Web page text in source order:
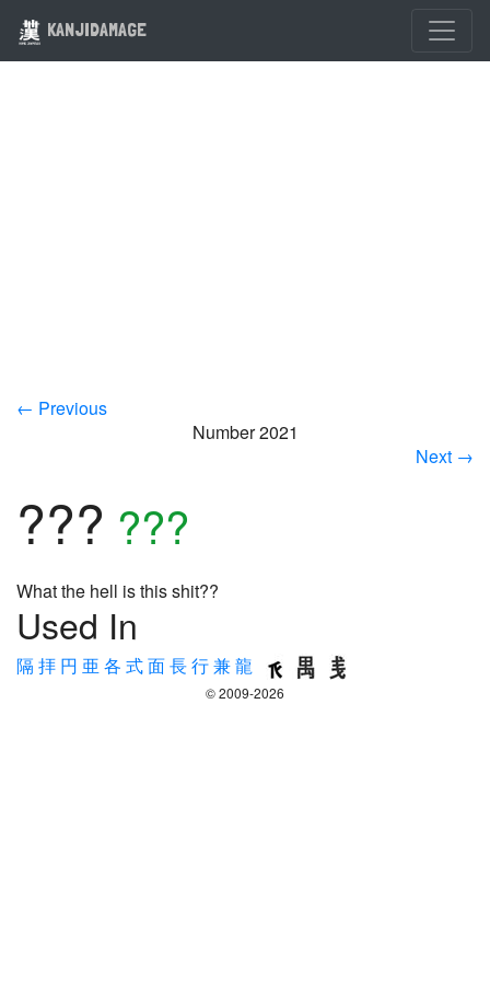
KANJIDAMAGE
← Previous
Number 2021
Next →
??? ???
What the hell is this shit??
Used In
隔 拝 円 亜 各 式面長行兼龍
© 2009-2026